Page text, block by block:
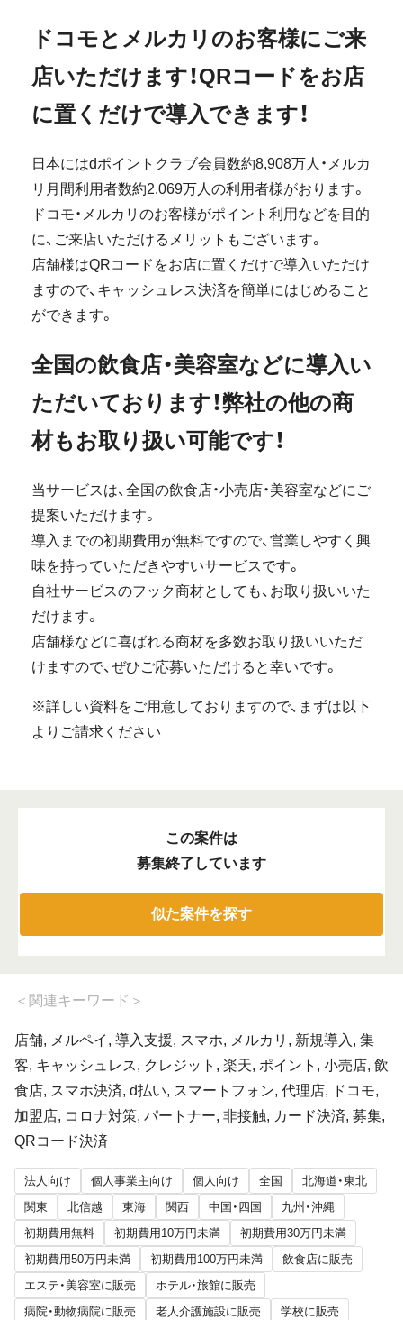
ドコモとメルカリのお客様にご来
店いただけます！QRコードをお店
に置くだけで導入できます！
日本にはdポイントクラブ会員数約8,908万人・メルカ
リ月間利用者数約2.069万人の利用者様がおります。
ドコモ・メルカリのお客様がポイント利用などを目的
に、ご来店いただけるメリットもございます。
店舗様はQRコードをお店に置くだけで導入いただけ
ますので、キャッシュレス決済を簡単にはじめること
ができます。
全国の飲食店・美容室などに導入い
ただいております！弊社の他の商
材もお取り扱い可能です！
当サービスは、全国の飲食店・小売店・美容室などにご
提案いただけます。
導入までの初期費用が無料ですので、営業しやすく興
味を持っていただきやすいサービスです。
自社サービスのフック商材としても、お取り扱いいた
だけます。
店舗様などに喜ばれる商材を多数お取り扱いいただ
けますので、ぜひご応募いただけると幸いです。
※詳しい資料をご用意しておりますので、まずは以下
よりご請求ください
この案件は
募集終了しています
似た案件を探す
＜ 関連キーワード ＞
店舗, メルペイ, 導入支援, スマホ, メルカリ, 新規導入, 集
客, キャッシュレス, クレジット, 楽天, ポイント, 小売店, 飲
食店, スマホ決済, d払い, スマートフォン, 代理店, ドコモ,
加盟店, コロナ対策, パートナー, 非接触, カード決済, 募集,
QRコード決済
法人向け 個人事業主向け 個人向け 全国
北海道・東北
関東
北信越 東海 関西 中国・四国
九州・沖縄
初期費用無料
初期費用10万円未満
初期費用30万円未満
初期費用50万円未満
初期費用100万円未満
飲食店に販売
エステ・美容室に販売
ホテル・旅館に販売
病院・動物病院に販売
老人介護施設に販売
学校に販売